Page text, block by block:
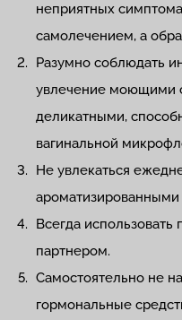
неприятных
самолечением, а
Разумно соблюдать
увлечение моющими
деликатными,
вагинальной
Не увлекаться
ароматизированными
Всегда
партнером.
Самостоятельно не
гормональные